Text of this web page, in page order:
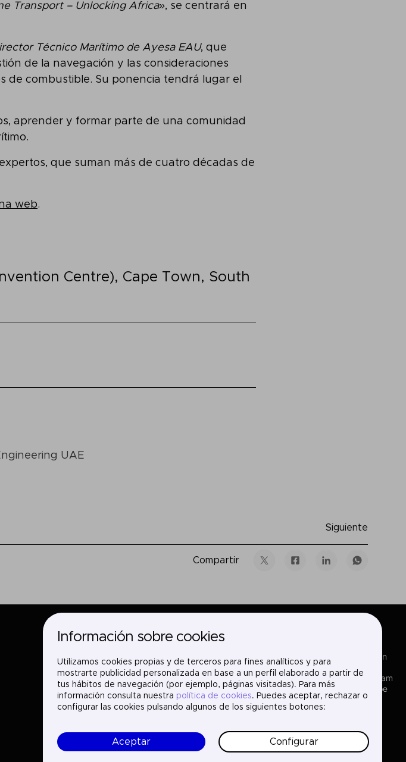
Transport – Unlocking Africa», se centrará en
Técnico Marítimo de Ayesa EAU, que
de la navegación y las consideraciones
de combustible. Su ponencia tendrá lugar el
aprender y formar parte de una comunidad
que suman más de cuatro décadas de
web.
Centre), Cape Town, South
UAE
Siguiente
Compartir
Servicios
Dónde estamos
Proyectos
Nosotros
Únete
LinkedIn
X
Instagram
YouTube
Información sobre cookies
Utilizamos cookies propias y de terceros para fines analíticos y para
mostrarte publicidad personalizada en base a un perfil elaborado a partir de
tus hábitos de navegación (por ejemplo, páginas visitadas). Para más
información consulta nuestra política de cookies. Puedes aceptar, rechazar o
configurar las cookies pulsando algunos de los siguientes botones:
Aceptar Configurar